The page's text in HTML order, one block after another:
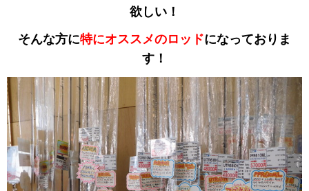
欲しい！
そんな方に特にオススメのロッドになっておりま
す！